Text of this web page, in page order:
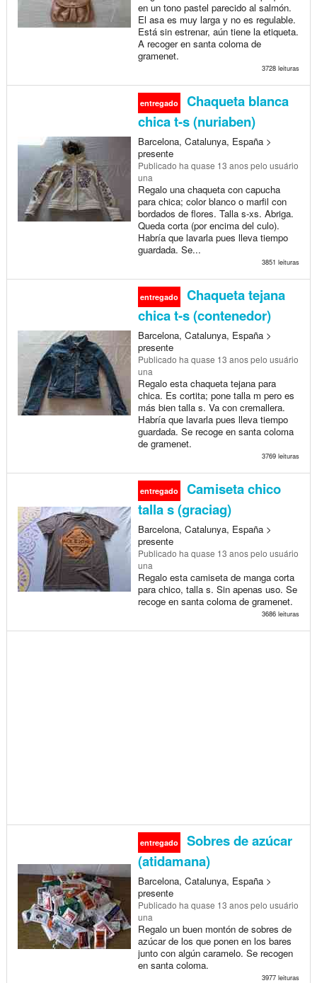
en un tono pastel parecido al salmón.
El asa es muy larga y no es regulable.
Está sin estrenar, aún tiene la etiqueta.
A recoger en santa coloma de
gramenet.
3728 leituras
entregado
Chaqueta blanca
chica t-s (nuriaben)
Barcelona, Catalunya, España >
presente
Publicado ha quase 13 anospelo usuário
una
Regalo una chaqueta con capucha
para chica; color blanco o marfil con
bordados de flores. Talla s-xs. Abriga.
Queda corta (por encima del culo).
Habría que lavarla pues lleva tiempo
guardada. Se...
3851 leituras
entregado
Chaqueta tejana
chica t-s (contenedor)
Barcelona, Catalunya, España >
presente
Publicado ha quase 13 anospelo usuário
una
Regalo esta chaqueta tejana para
chica. Es cortita; pone talla m pero es
más bien talla s. Va con cremallera.
Habría que lavarla pues lleva tiempo
guardada. Se recoge en santa coloma
de gramenet.
3769 leituras
entregado
Camiseta chico
talla s (graciag)
Barcelona, Catalunya, España >
presente
Publicado ha quase 13 anospelo usuário
una
Regalo esta camiseta de manga corta
para chico, talla s. Sin apenas uso. Se
recoge en santa coloma de gramenet.
3686 leituras
entregado
Sobres de azúcar
(atidamana)
Barcelona, Catalunya, España >
presente
Publicado ha quase 13 anospelo usuário
una
Regalo un buen montón de sobres de
azúcar de los que ponen en los bares
junto con algún caramelo. Se recogen
en santa coloma.
3977 leituras